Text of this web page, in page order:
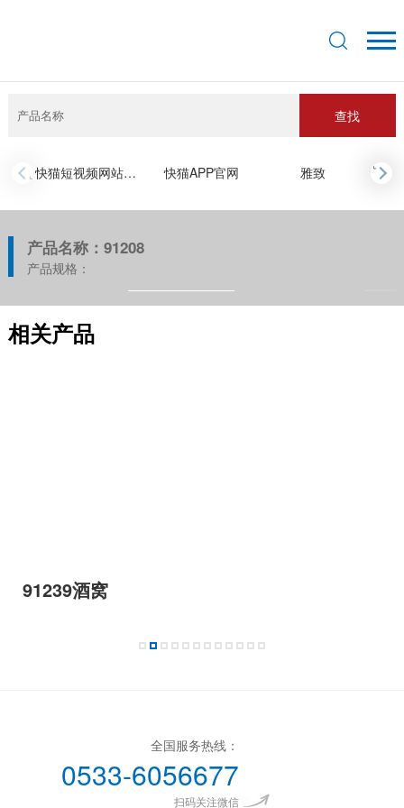
查找
快猫短视频网站入口 快猫APP官网 雅致
‹ ›
产品名称：91208
产品规格：
相关产品
91239酒窝
全国服务热线：
0533-6056677
扫码关注微信